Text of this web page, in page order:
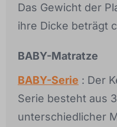
Das Gewicht der
ihre Dicke beträgt
BABY-Matratze
BABY-Serie : Der
Serie besteht aus
unterschiedlicher